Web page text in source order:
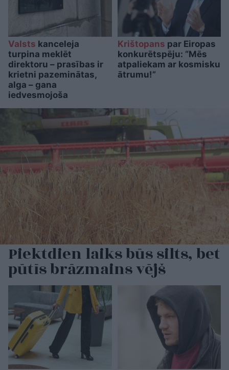
Valsts kanceleja
turpina meklēt
direktoru – prasības ir
krietni pazeminātas,
alga – gana
iedvesmojoša
Krištopans par Eiropas
konkurētspēju: “Mēs
atpaliekam ar kosmisku
ātrumu!”
Piektdien laiks būs silts, bet
pūtīs brāzmains vējš